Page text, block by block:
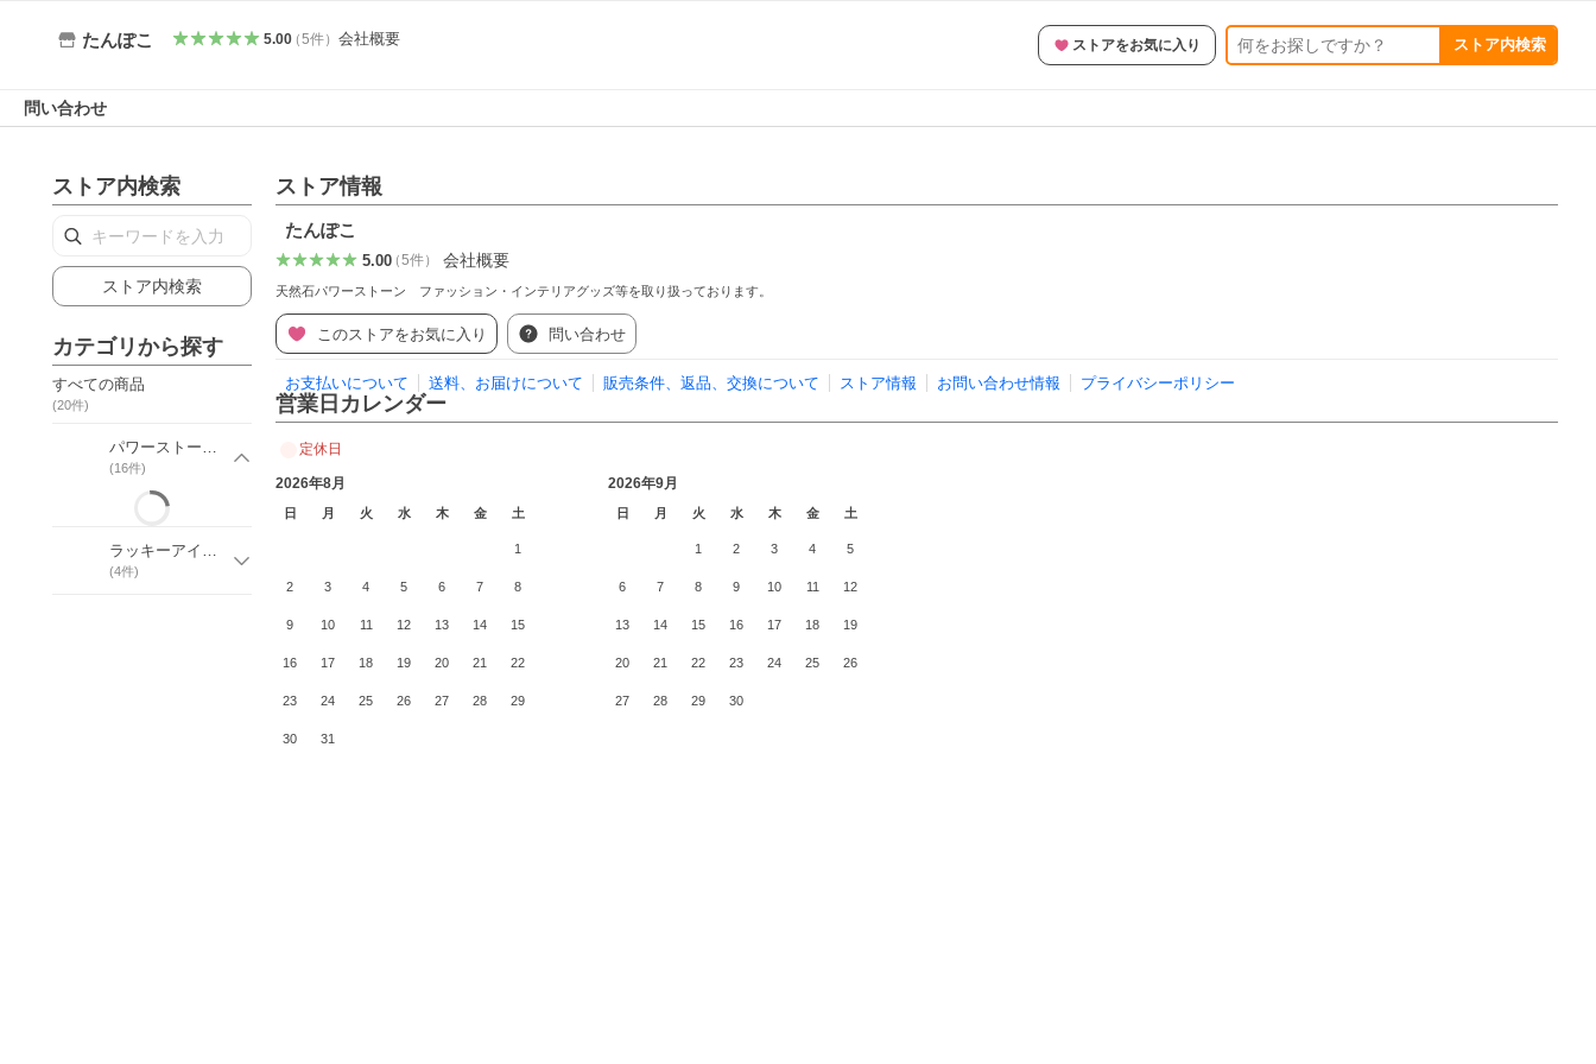
たんぽこ 5.00（5件） 会社概要 ストアをお気に入り ストア内検索
問い合わせ
ストア内検索
ストア内検索
カテゴリから探す
すべての商品
(20件)
パワーストーン・ブレスレット
(16件)
ラッキーアイテム・置物
(4件)
ストア情報
たんぽこ
5.00（5件） 会社概要
天然石パワーストーン ファッション・インテリアグッズ等を取り扱っております。
このストアをお気に入り 問い合わせ
お支払いについて 送料、お届けについて 販売条件、返品、交換について ストア情報 お問い合わせ情報 プライバシーポリシー
営業日カレンダー
定休日
2026年8月
日 月 火 水 木 金 土
1
2 3 4 5 6 7 8
9 10 11 12 13 14 15
16 17 18 19 20 21 22
23 24 25 26 27 28 29
30 31
2026年9月
日 月 火 水 木 金 土
1 2 3 4 5
6 7 8 9 10 11 12
13 14 15 16 17 18 19
20 21 22 23 24 25 26
27 28 29 30